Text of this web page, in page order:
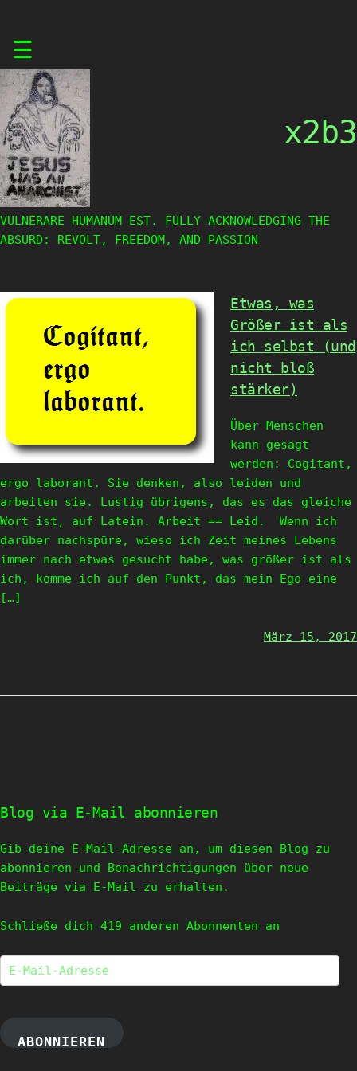
content
☰
x2b3
VULNERARE HUMANUM EST. FULLY ACKNOWLEDGING THE
ABSURD: REVOLT, FREEDOM, AND PASSION
Etwas, was
Größer ist als
ich selbst (und
nicht bloß
stärker)
Über Menschen
kann gesagt
werden: Cogitant,
ergo laborant. Sie denken, also leiden und
arbeiten sie. Lustig übrigens, das es das gleiche
Wort ist, auf Latein. Arbeit == Leid. Wenn ich
darüber nachspüre, wieso ich Zeit meines Lebens
immer nach etwas gesucht habe, was größer ist als
ich, komme ich auf den Punkt, das mein Ego eine
[…]
März 15, 2017
Blog via E-Mail abonnieren
Gib deine E-Mail-Adresse an, um diesen Blog zu
abonnieren und Benachrichtigungen über neue
Beiträge via E-Mail zu erhalten.
Schließe dich 419 anderen Abonnenten an
E-
Mail-
ABONNIEREN